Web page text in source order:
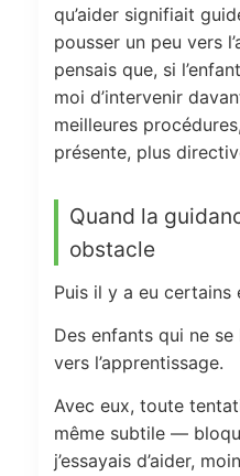
qu’aider signifiait
pousser un peu vers
pensais que, si
moi d’intervenir
meilleures
présente, plus
Quand la
obstacle
Puis il y a eu certains
Des enfants qui ne
vers l’apprentissage.
Avec eux, toute
même subtile —
j’essayais d’aider,